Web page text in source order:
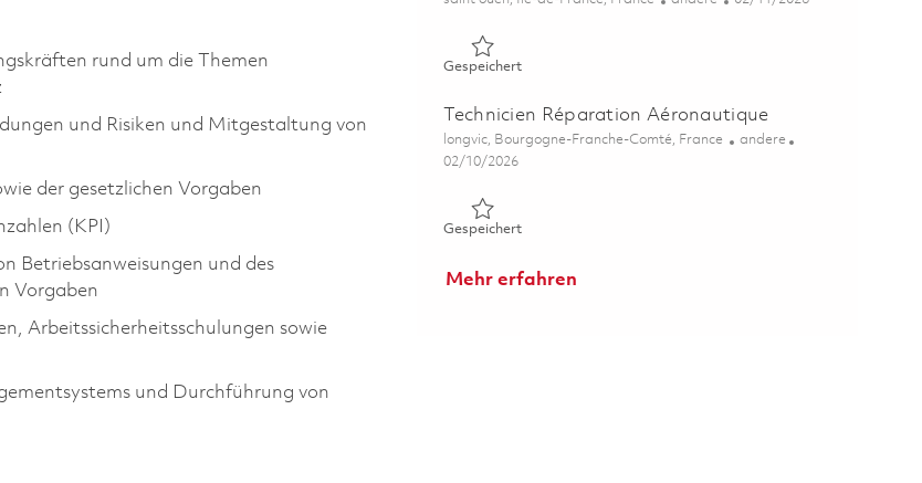
rund um die Themen
und Risiken und Mitgestaltung von
der gesetzlichen Vorgaben
(KPI)
Betriebsanweisungen und des
Vorgaben
Arbeitssicherheitsschulungen sowie
und Durchführung von
GespeichertGespeichert TECHNICIEN DE MAINTENANCE CONFIRME
Technicien Réparation Aéronautique
Ort
longvic, Bourgogne-Franche-Comté, France Kategorie
andere
Posted Date
02/10/2026
GespeichertGespeichert Technicien Réparation Aéronautique 01795043
Mehr erfahren